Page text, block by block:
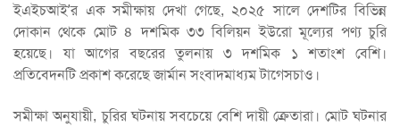
ইএইচআই’র এক সমীক্ষায় দেখা গেছে, ২০২৫ সালে দেশটির বিভিন্ন
দোকান থেকে মোট ৪ দশমিক ৩৩ বিলিয়ন ইউরো মূল্যের পণ্য চুরি
হয়েছে। যা আগের বছরের তুলনায় ৩ দশমিক ১ শতাংশ বেশি।
প্রতিবেদনটি প্রকাশ করেছে জার্মান সংবাদমাধ্যম টাগেসচাও।
সমীক্ষা অনুযায়ী, চুরির ঘটনায় সবচেয়ে বেশি দায়ী ক্রেতারা। মোট ঘটনার